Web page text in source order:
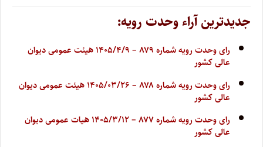
جدیدترین آراء وحدت رویه:
رای وحدت رویه شماره ۸۷۹ – ۱۴۰۵/۴/۹ هیئت عمومی دیوان
عالی کشور
رای وحدت رویه شماره ۸۷۸ – ۱۴۰۵/۰۳/۲۶ هیئت عمومی دیوان
عالی کشور
رای وحدت رویه شماره ۸۷۷ – ۱۴۰۵/۳/۱۲ هیات عمومی دیوان
عالی کشور